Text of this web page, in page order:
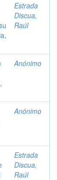
Estrada
Discua,
Raúl
Anónimo
Anónimo
Estrada
Discua,
Raúl